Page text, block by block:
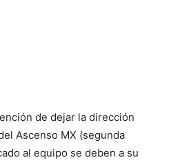
de dejar la dirección
Ascenso MX (segunda
al equipo se deben a su